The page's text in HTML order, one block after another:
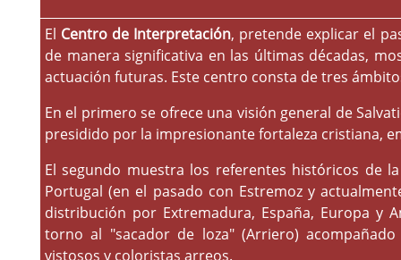
El Centro de Interpretación, pretende explicar el
de manera significativa en las últimas décadas,
actuación futuras. Este centro consta de tres
En el primero se ofrece una visión general de
presidido por la impresionante fortaleza cristiana,
El segundo muestra los referentes históricos de
Portugal (en el pasado con Estremoz y
distribución por Extremadura, España, Europa y
torno al "sacador de loza" (Arriero)
vistosos y coloristas arreos.